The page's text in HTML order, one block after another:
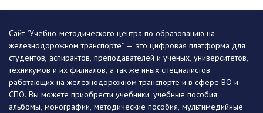
Сайт "Учебно-методического центра по образованию на
железнодорожном транспорте" — это цифровая платформа для
студентов, аспирантов, преподавателей и ученых, университетов,
техникумов и их филиалов, а так же иных специалистов
работающих на железнодорожном транспорте и в сфере ВО и
СПО. Вы можете приобрести учебники, учебные пособия,
альбомы, монографии, методические пособия, мультимедийные